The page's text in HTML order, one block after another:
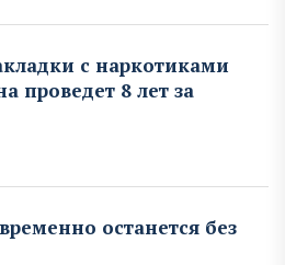
с наркотиками
проведет 8 лет за
останется без